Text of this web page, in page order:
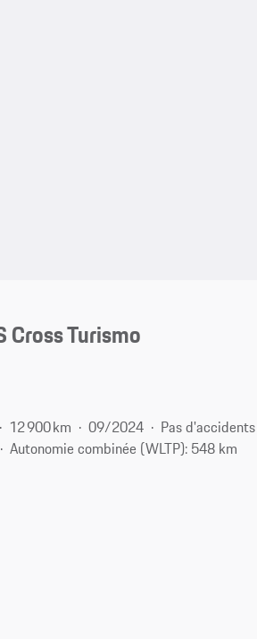
Cross Turismo
12 900 km 09/2024
Pas d'accidents
Autonomie combinée (WLTP): 548 km